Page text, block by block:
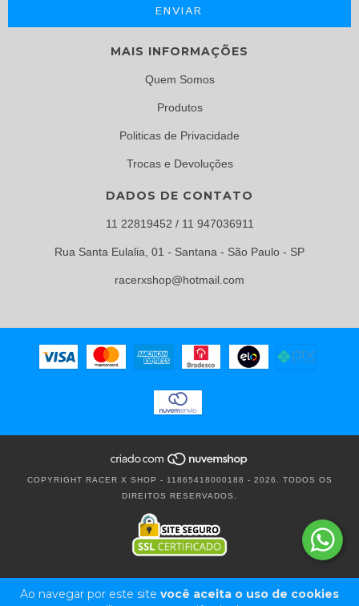
Ao navegar por este site você aceita o uso de cookies
MAIS INFORMAÇÕES
Quem Somos
Produtos
Politicas de Privacidade
Trocas e Devoluções
DADOS DE CONTATO
11 22819452 / 11 947036911
Rua Santa Eulalia, 01 - Santana - São Paulo - SP
racerxshop@hotmail.com
COPYRIGHT RACER X SHOP - 11865418000188 - 2026. TODOS OS
DIREITOS RESERVADOS.